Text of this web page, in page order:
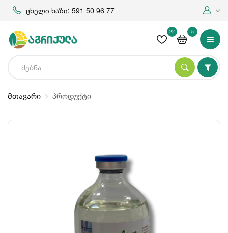
ცხელი ხაზი: 591 50 96 77
22 5
მთავარი პროდუქტი